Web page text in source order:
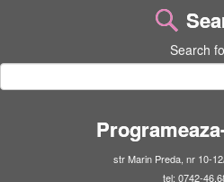
Search
str Marin Preda, nr 10-
tel: 0742-